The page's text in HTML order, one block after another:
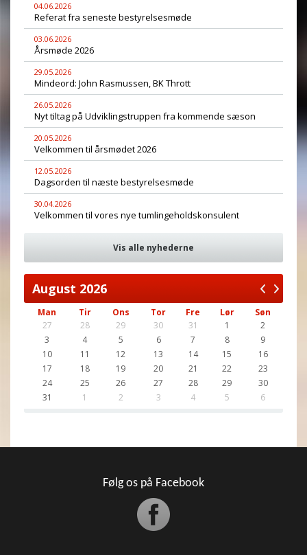
04.06.2026
Referat fra seneste bestyrelsesmøde
03.06.2026
Årsmøde 2026
29.05.2026
Mindeord: John Rasmussen, BK Thrott
26.05.2026
Nyt tiltag på Udviklingstruppen fra kommende sæson
20.05.2026
Velkommen til årsmødet 2026
12.05.2026
Dagsorden til næste bestyrelsesmøde
30.04.2026
Velkommen til vores nye tumlingeholdskonsulent
Vis alle nyhederne
August 2026
Man Tir Ons Tor Fre Lør
Søn
27
28 29 30 31 1
2
3
4 5 6 7 8
9
10
11 12 13 14 15
16
17
18 19 20 21 22
23
24
25 26 27 28 29
30
31
1 2 3 4 5 6
Følg os på Facebook